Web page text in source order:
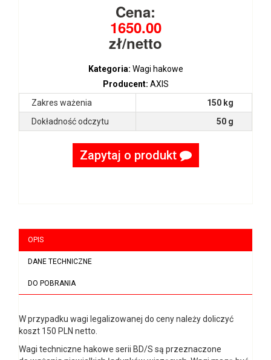
Cena:
1650.00
zł/netto
Kategoria: Wagi hakowe
Producent: AXIS
Zakres ważenia
150 kg
Dokładność odczytu
50 g
Zapytaj o produkt
OPIS
DANE TECHNICZNE
DO POBRANIA
W przypadku wagi legalizowanej do ceny należy doliczyć
koszt 150 PLN netto.
Wagi techniczne hakowe serii BD/S są przeznaczone